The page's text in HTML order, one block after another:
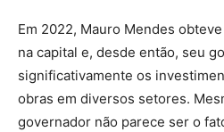
Em 2022, Mauro Mendes
na capital e, desde então, seu
significativamente os
obras em diversos setores.
governador não parece ser o